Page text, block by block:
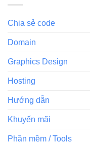
Chia sẻ code
Domain
Graphics Design
Hosting
Hướng dẫn
Khuyến mãi
Phần mềm / Tools